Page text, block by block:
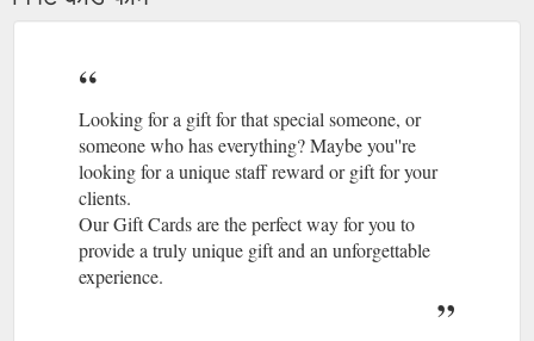
Looking for a gift for that special someone, or
someone who has everything? Maybe you''re
looking for a unique staff reward or gift for your
clients.
Our Gift Cards are the perfect way for you to
provide a truly unique gift and an unforgettable
experience.